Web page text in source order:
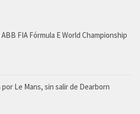
FIA Fórmula E World Championship
Le Mans, sin salir de Dearborn